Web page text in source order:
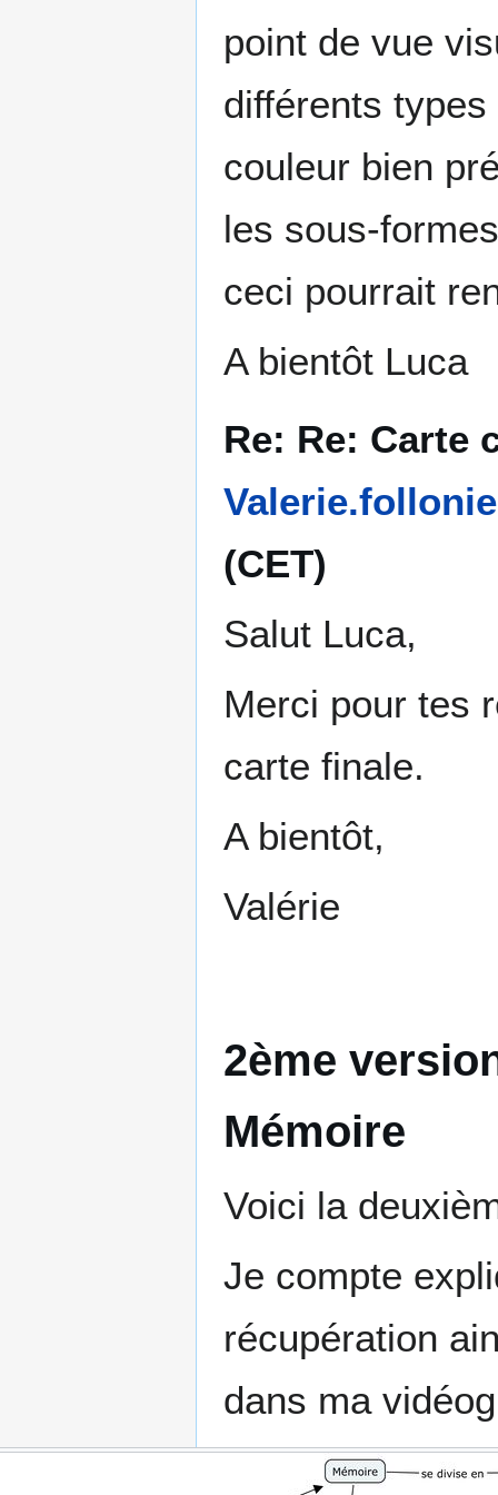
point de vue
différents
couleur bien
les sous-
ceci pourrait
A bientôt Luca
Re: Re: Carte
(CET)
Salut Luca,
Merci pour tes
carte finale.
A bientôt,
Valérie
2ème
Mémoire
Voici la
Je compte
récupération
dans ma